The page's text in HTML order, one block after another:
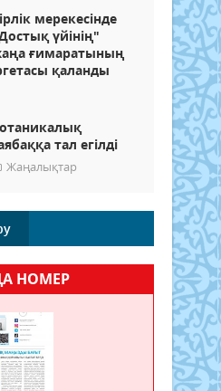
мерекесінде
үйінің"
ғимаратының
қаланды
тал егілді
Жаңалықтар
НОМЕР